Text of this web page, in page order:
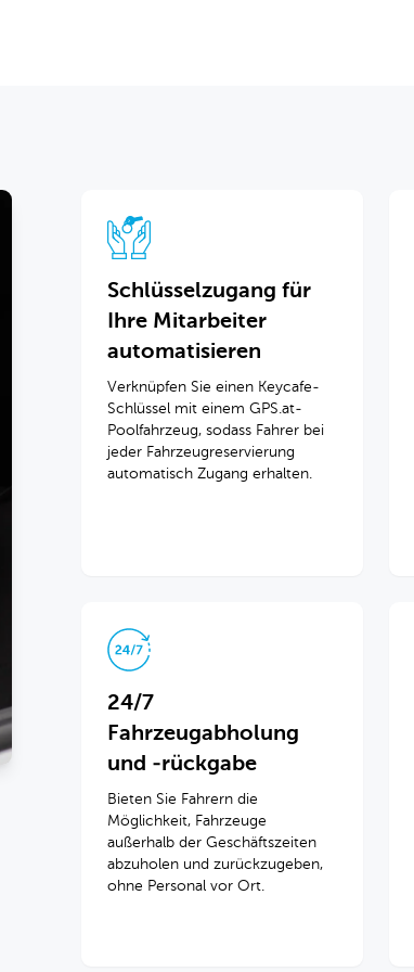
Schlüsselzugang für
Ihre Mitarbeiter
automatisieren
Verknüpfen Sie einen Keycafe-
Schlüssel mit einem GPS.at-
Poolfahrzeug, sodass Fahrer bei
jeder Fahrzeugreservierung
automatisch Zugang erhalten.
24/7
Fahrzeugabholung
und -rückgabe
Bieten Sie Fahrern die
Möglichkeit, Fahrzeuge
außerhalb der Geschäftszeiten
abzuholen und zurückzugeben,
ohne Personal vor Ort.